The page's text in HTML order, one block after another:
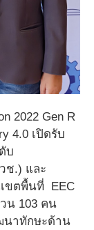
2022 Gen R
4.0 เปิดรับ
บ
ช.) และ
ขตพื้นที่ EEC
น 103 คน
นาทักษะด้าน